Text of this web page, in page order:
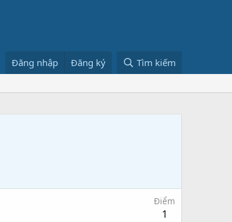
Đăng nhập Đăng ký Tìm kiếm
Điểm
1